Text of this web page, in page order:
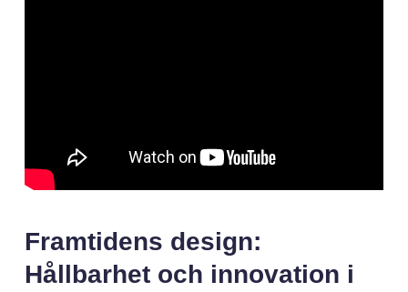
Framtidens design:
Hållbarhet och innovation i